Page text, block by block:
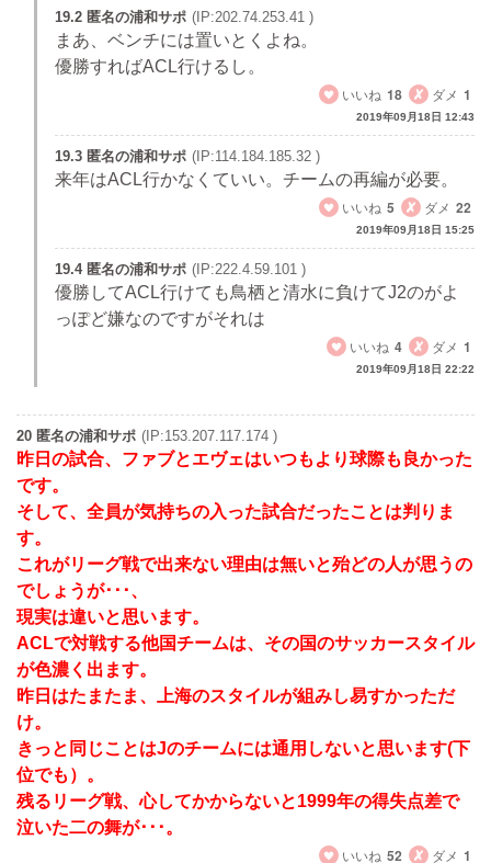
19.2 匿名の浦和サポ (IP:202.74.253.41 )
まあ、ベンチには置いとくよね。
優勝すればACL行けるし。
いいね 18 ダメ 1
2019年09月18日 12:43
19.3 匿名の浦和サポ (IP:114.184.185.32 )
来年はACL行かなくていい。チームの再編が必要。
いいね 5 ダメ 22
2019年09月18日 15:25
19.4 匿名の浦和サポ (IP:222.4.59.101 )
優勝してACL行けても鳥栖と清水に負けてJ2のがよ
っぽど嫌なのですがそれは
いいね 4 ダメ 1
2019年09月18日 22:22
20 匿名の浦和サポ (IP:153.207.117.174 )
昨日の試合、ファブとエヴェはいつもより球際も良かった
です。
そして、全員が気持ちの入った試合だったことは判りま
す。
これがリーグ戦で出来ない理由は無いと殆どの人が思うの
でしょうが･･･、
現実は違いと思います。
ACLで対戦する他国チームは、その国のサッカースタイル
が色濃く出ます。
昨日はたまたま、上海のスタイルが組みし易すかっただ
け。
きっと同じことはJのチームには通用しないと思います(下
位でも）。
残るリーグ戦、心してかからないと1999年の得失点差で
泣いた二の舞が･･･。
いいね 52 ダメ 1